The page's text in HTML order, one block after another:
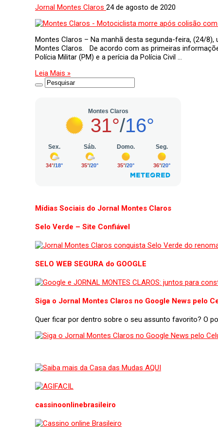
Jornal Montes Claros 24 de agosto de 2020
Montes Claros – Na manhã desta segunda-feira, (24/
Montes Claros. De acordo com as primeiras
Polícia Militar (PM) e a perícia da Polícia Civil …
Leia Mais »
Mídias Sociais do Jornal Montes Claros
Selo Verde – Site Confiável
SELO WEB SEGURA do GOOGLE
Siga o Jornal Montes Claros no Google News pelo
Quer ficar por dentro sobre o seu assunto favorito? O
cassinoonlinebrasileiro